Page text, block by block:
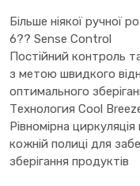
Більше ніякої ручної
6?? Sense Control
Постійний контроль
з метою швидкого
оптимального
Tехнология Cool
Рівномірна
кожній полиці для
зберігання продуктів